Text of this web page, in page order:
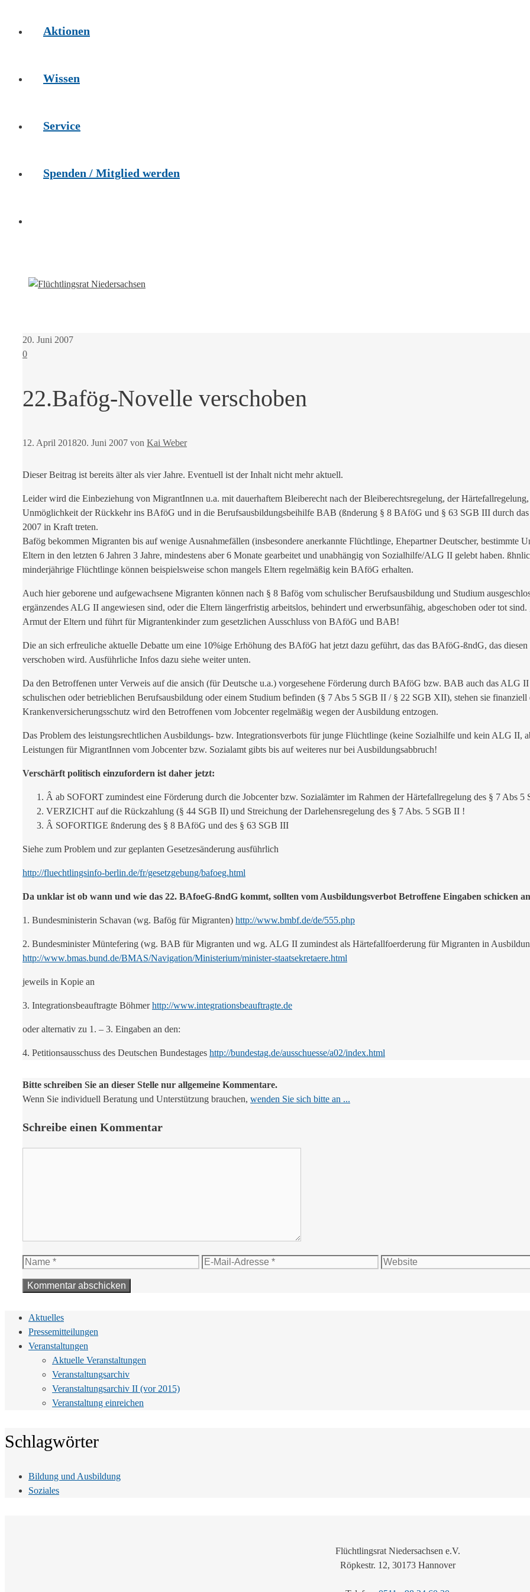
Aktionen
Wissen
Service
Spenden / Mitglied werden
20. Juni 2007
0
22.Bafög-Novelle verschoben
12. April 201820. Juni 2007 von Kai Weber
Dieser Beitrag ist bereits älter als vier Jahre. Eventuell ist der Inhalt nicht mehr aktuell.
Leider wird die Einbeziehung von MigrantInnen u.a. mit dauerhaftem Bleiberecht nach der Bleiberechtsregelung, der
Unmöglichkeit der Rückkehr ins BAföG und in die Berufsausbildungsbeihilfe BAB (ßnderung § 8 BAföG und § 63 SGB III durch
2007 in Kraft treten.
Bafög bekommen Migranten bis auf wenige Ausnahmefällen (insbesondere anerkannte Flüchtlinge, Ehepartner Deutscher,
Eltern in den letzten 6 Jahren 3 Jahre, mindestens aber 6 Monate gearbeitet und unabhängig von Sozialhilfe/ALG II gelebt haben.
minderjährige Flüchtlinge können beispielsweise schon mangels Eltern regelmäßig kein BAföG erhalten.
Auch hier geborene und aufgewachsene Migranten können nach § 8 Bafög vom schulischer Berufsausbildung und Studium
ergänzendes ALG II angewiesen sind, oder die Eltern längerfristig arbeitslos, behindert und erwerbsunfähig, abgeschoben oder tot
Armut der Eltern und führt für Migrantenkinder zum gesetzlichen Ausschluss von BAföG und BAB!
Die an sich erfreuliche aktuelle Debatte um eine 10%ige Erhöhung des BAföG hat jetzt dazu geführt, das das BAföG-ßndG, das
verschoben wird. Ausführliche Infos dazu siehe weiter unten.
Da den Betroffenen unter Verweis auf die ansich (für Deutsche u.a.) vorgesehene Förderung durch BAföG bzw. BAB auch das ALG
schulischen oder betrieblichen Berufsausbildung oder einem Studium befinden (§ 7 Abs 5 SGB II / § 22 SGB XII), stehen sie finanziell
Krankenversicherungsschutz wird den Betroffenen vom Jobcenter regelmäßig wegen der Ausbildung entzogen.
Das Problem des leistungsrechtlichen Ausbildungs- bzw. Integrationsverbots für junge Flüchtlinge (keine Sozialhilfe und kein ALG II,
Leistungen für MigrantInnen vom Jobcenter bzw. Sozialamt gibts bis auf weiteres nur bei Ausbildungsabbruch!
Verschärft politisch einzufordern ist daher jetzt:
Â ab SOFORT zumindest eine Förderung durch die Jobcenter bzw. Sozialämter im Rahmen der Härtefallregelung des § 7 Abs
VERZICHT auf die Rückzahlung (§ 44 SGB II) und Streichung der Darlehensregelung des § 7 Abs. 5 SGB II !
Â SOFORTIGE ßnderung des § 8 BAföG und des § 63 SGB III
Siehe zum Problem und zur geplanten Gesetzesänderung ausführlich
http://fluechtlingsinfo-berlin.de/fr/gesetzgebung/bafoeg.html
Da unklar ist ob wann und wie das 22. BAfoeG-ßndG kommt, sollten vom Ausbildungsverbot Betroffene Eingaben schicken
1. Bundesministerin Schavan (wg. Bafög für Migranten) http://www.bmbf.de/de/555.php
2. Bundesminister Müntefering (wg. BAB für Migranten und wg. ALG II zumindest als Härtefallfoerderung für Migranten in
http://www.bmas.bund.de/BMAS/Navigation/Ministerium/minister-staatsekretaere.html
jeweils in Kopie an
3. Integrationsbeauftragte Böhmerhttp://www.integrationsbeauftragte.de
oder alternativ zu 1. – 3. Eingaben an den:
4. Petitionsausschuss des Deutschen Bundestages http://bundestag.de/ausschuesse/a02/index.html
Bitte schreiben Sie an dieser Stelle nur allgemeine Kommentare.
Wenn Sie individuell Beratung und Unterstützung brauchen, wenden Sie sich bitte an ...
Schreibe einen Kommentar
Name
E-
Website
Aktuelles
Pressemitteilungen
Veranstaltungen
Aktuelle Veranstaltungen
Veranstaltungsarchiv
Veranstaltungsarchiv II (vor 2015)
Veranstaltung einreichen
Schlagwörter
Bildung und Ausbildung
Soziales
Flüchtlingsrat Niedersachsen e.V.
Röpkestr. 12, 30173 Hannover